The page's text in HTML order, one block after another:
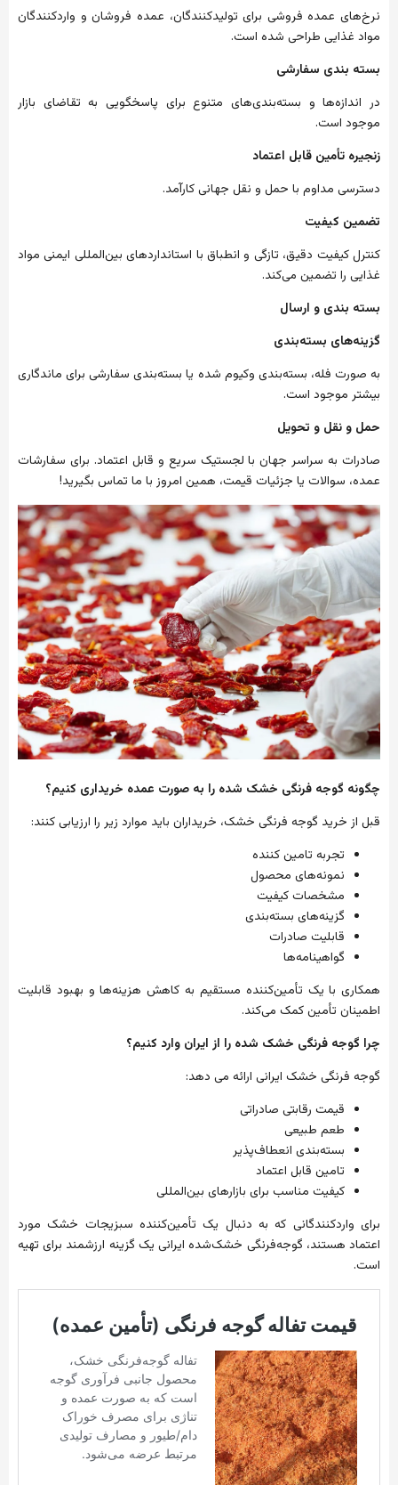
نرخ‌های عمده فروشی برای تولیدکنندگان، عمده فروشان و واردکنندگان
مواد غذایی طراحی شده است.
بسته بندی سفارشی
در اندازه‌ها و بسته‌بندی‌های متنوع برای پاسخگویی به تقاضای بازار
موجود است.
زنجیره تأمین قابل اعتماد
دسترسی مداوم با حمل و نقل جهانیکارآمد.
تضمین کیفیت
کنترل کیفیت دقیق، تازگی و انطباق با استانداردهای بین‌المللی ایمنی مواد
غذایی را تضمین می‌کند.
بسته بندی و ارسال
گزینه‌های بسته‌بندی
به صورت فله، بسته‌بندی وکیوم شده یا بسته‌بندی سفارشی برای ماندگاری
بیشتر موجود است.
حمل و نقل و تحویل
صادرات به سراسر جهان با لجستیک سریع و قابل اعتماد. برای سفارشات
عمده، سوالات یا جزئیات قیمت، همین امروز با ما تماس بگیرید!
چگونه گوجه فرنگی خشک شده را به صورت عمده خریداری کنیم؟
قبل از خرید گوجه فرنگی خشک، خریداران باید موارد زیر را ارزیابیکنند:
تجربه تامینکننده
نمونه‌های محصول
مشخصاتکیفیت
گزینه‌های بسته‌بندی
قابلیت صادرات
گواهینامه‌ها
همکاری با یک تأمین‌کننده مستقیم به کاهش هزینه‌ها و بهبود قابلیت
اطمینان تأمینکمک می‌کند.
چرا گوجه فرنگی خشک شده را از ایران وارد کنیم؟
گوجه فرنگی خشک ایرانی ارائه می دهد:
قیمت رقابتی صادراتی
طعم طبیعی
بسته‌بندی انعطاف‌پذیر
تامین قابل اعتماد
کیفیت مناسب برای بازارهای بین‌المللی
برای واردکنندگانی که به دنبال یک تأمین‌کننده سبزیجات خشک مورد
اعتماد هستند، گوجه‌فرنگی خشک‌شده ایرانی یک گزینه ارزشمند برای تهیه
است.